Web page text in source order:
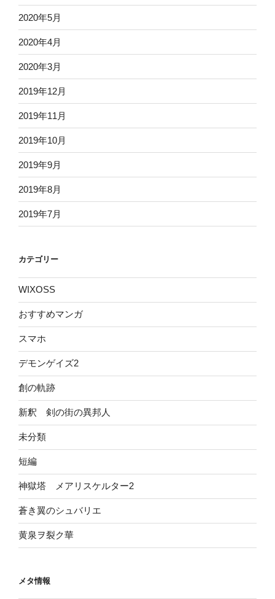
2020年5月
2020年4月
2020年3月
2019年12月
2019年11月
2019年10月
2019年9月
2019年8月
2019年7月
カテゴリー
WIXOSS
おすすめマンガ
スマホ
デモンゲイズ2
創の軌跡
新釈 剣の街の異邦人
未分類
短編
神獄塔 メアリスケルター2
蒼き翼のシュバリエ
黄泉ヲ裂ク華
メタ情報